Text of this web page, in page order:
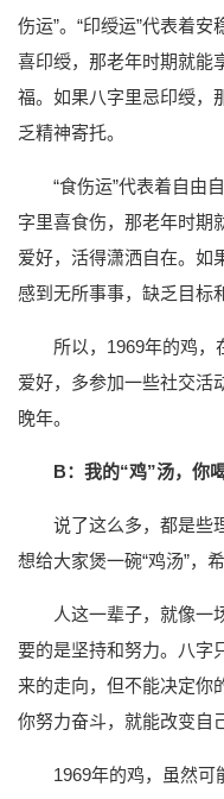
伤运”。“印绶运”代表着
喜印绶，那老年时期就能
福。如果八字里忌印绶，
乏精神寄托。
“食伤运”代表着自由
字里喜食伤，那老年时期
爱好，活得潇洒自在。如
感到无所事事，缺乏目标
所以，1969年的鸡
爱好，多参加一些社交活
晚年。
B：我的“鸡”汤，你
说了这么多，都是些
想给大家煲一碗“鸡汤”，
人这一辈子，就像一
要的是坚持和努力。八字
来的走向，但不能决定你
你努力奋斗，就能改变自
1969年的鸡，虽然